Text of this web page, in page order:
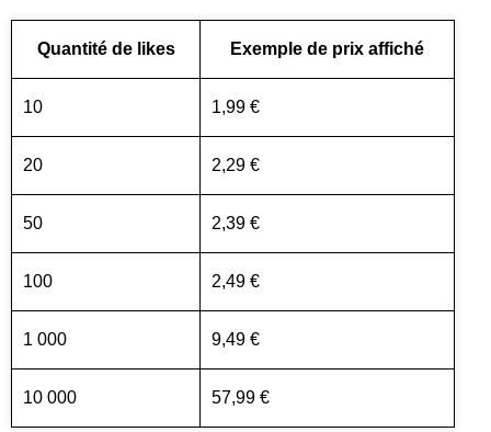
Quantité de likes Exemple de prix affiché
10 1,99 €
20 2,29 €
50 2,39 €
100 2,49 €
1 000 9,49 €
10 000 57,99 €